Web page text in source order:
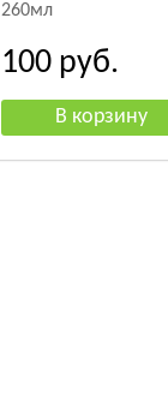
260мл
100 руб.